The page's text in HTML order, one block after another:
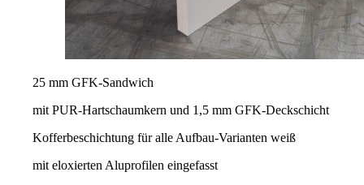
25 mm GFK-Sandwich
mit PUR-Hartschaumkern und 1,5 mm GFK-Deckschicht
Kofferbeschichtung für alle Aufbau-Varianten weiß
mit eloxierten Aluprofilen eingefasst